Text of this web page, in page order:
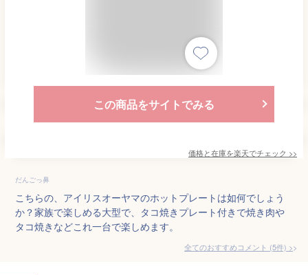
この商品をサイトでみる
価格と在庫を楽天でチェック >>
だんごっ鼻
こちらの、アイリスオーヤマのホットプレートは如何でしょう
か？家族で楽しめる大型で、タコ焼きプレート付きで焼き肉や
タコ焼きなどこれ一台で楽しめます。
全てのおすすめコメント (5件) >